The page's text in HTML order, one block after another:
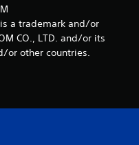
is a trademark and/or
CO., LTD. and/or its
or other countries.